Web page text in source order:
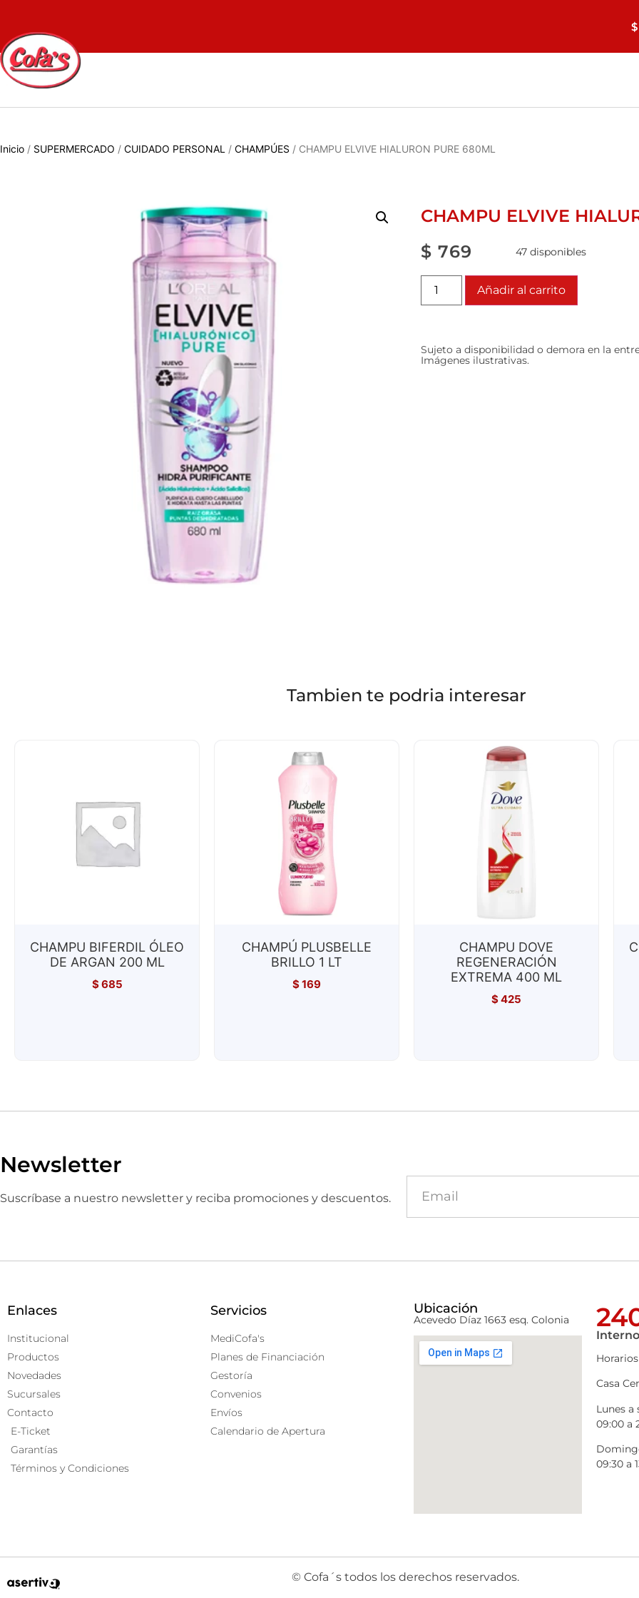
$
Inicio / SUPERMERCADO / CUIDADO PERSONAL / CHAMPÚES / CHAMPU ELVIVE HIALURON PURE 680ML
CHAMPU ELVIVE
$ 769 47 disponibles
Añadir al carrito
Sujeto a disponibilidad o demora en la
Imágenes ilustrativas.
Tambien te podria interesar
CHAMPU BIFERDIL ÓLEO
DE ARGAN 200 ML
$685
CHAMPÚ PLUSBELLE
BRILLO 1 LT
$169
CHAMPU DOVE
REGENERACIÓN
EXTREMA 400 ML
$425
Newsletter
Suscríbase a nuestro newsletter y reciba promociones y descuentos.
Enlaces
Institucional
Productos
Novedades
Sucursales
Contacto
E-Ticket
Garantías
Términos y Condiciones
Servicios
MediCofa's
Planes de Financiación
Gestoría
Convenios
Envíos
Calendario de Apertura
Ubicación
Acevedo Díaz 1663 esq. Colonia
Horarios
Casa
Lunes a
09:00 a
09:30 a
© Cofa´s todos los derechos reservados.